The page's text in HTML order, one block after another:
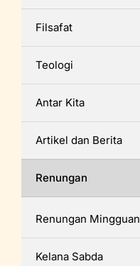
Filsafat
Teologi
Antar Kita
Artikel dan Berita
Renungan
Renungan Mingguan
Kelana Sabda